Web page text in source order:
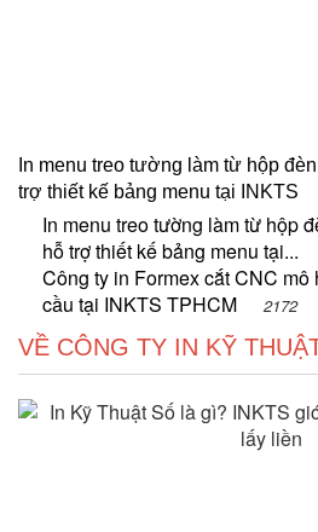
In menu treo tường làm từ hộp
trợ thiết kế bảng menu tại INKTS
In menu treo tường làm từ hộp
hỗ trợ thiết kế bảng menu tại...
Công ty in Formex cắt CNC mô
cầu tại INKTS TPHCM
2172
VỀ CÔNG TY IN KỸ